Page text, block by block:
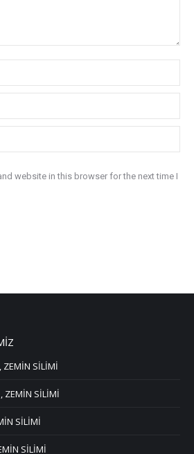
website in this browser for the next time I
ZEMİN SİLİMİ
ZEMİN SİLİMİ
SİLİMİ
SİLİMİ